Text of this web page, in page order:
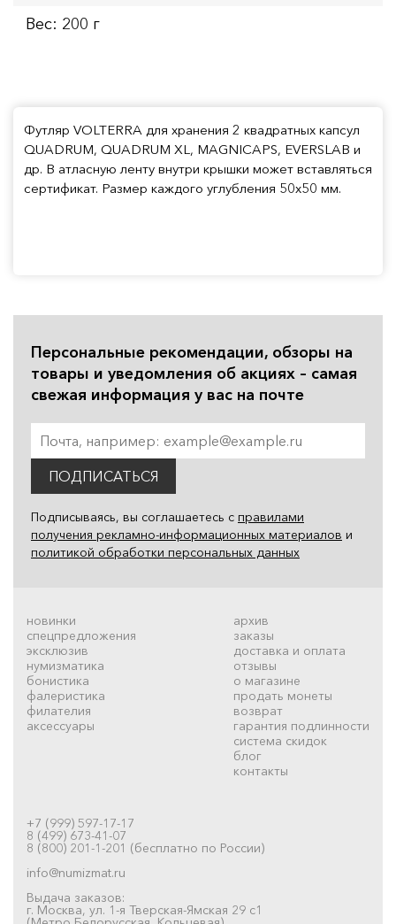
Вес: 200 г
Футляр VOLTERRA для хранения 2 квадратных капсул
QUADRUM, QUADRUM XL, MAGNICAPS, EVERSLAB и
др. В атласную ленту внутри крышки может вставляться
сертификат. Размер каждого углубления 50х50 мм.
Персональные рекомендации, обзоры на
товары и уведомления об акциях – самая
свежая информация у вас на почте
ПОДПИСАТЬСЯ
Подписываясь, вы соглашаетесь с правилами
получения рекламно-информационных материалов и
политикой обработки персональных данных
новинки
спецпредложения
эксклюзив
нумизматика
бонистика
фалеристика
филателия
аксессуары
архив
заказы
доставка и оплата
отзывы
о магазине
продать монеты
возврат
гарантия подлинности
система скидок
блог
контакты
+7 (999) 597-17-17
8 (499) 673-41-07
8 (800) 201-1-201 (бесплатно по России)
info@numizmat.ru
Выдача заказов:
г. Москва, ул. 1-я Тверская-Ямская 29 с1